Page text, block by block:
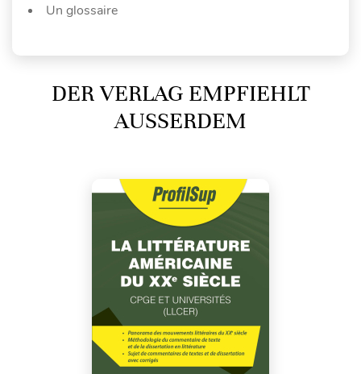
Un glossaire
DER VERLAG EMPFIEHLT
AUSSERDEM